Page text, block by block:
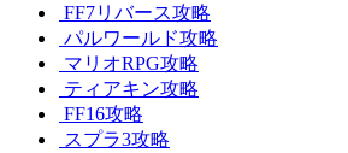
FF7リバース攻略
パルワールド攻略
マリオRPG攻略
ティアキン攻略
FF16攻略
スプラ3攻略